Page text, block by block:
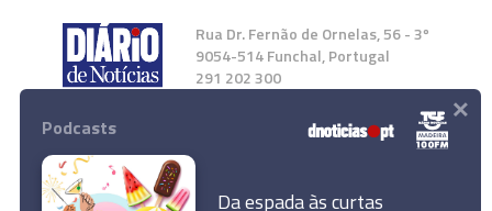
Rua Dr. Fernão de Ornelas, 56 - 3º
9054-514 Funchal, Portugal
291 202 300
Instale a nossa App
Podcasts
Da espada às curtas
×